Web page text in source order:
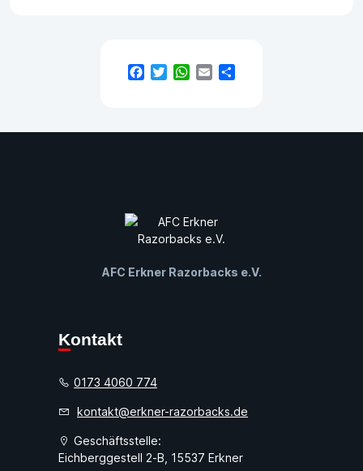
Facebook
TwitterWhatsApp
Email
AFC Erkner Razorbacks e.V.
Kontakt
0173 4060 774
kontakt@erkner-razorbacks.de
Geschäftsstelle:
Eichberggestell 2-B, 15537 Erkner